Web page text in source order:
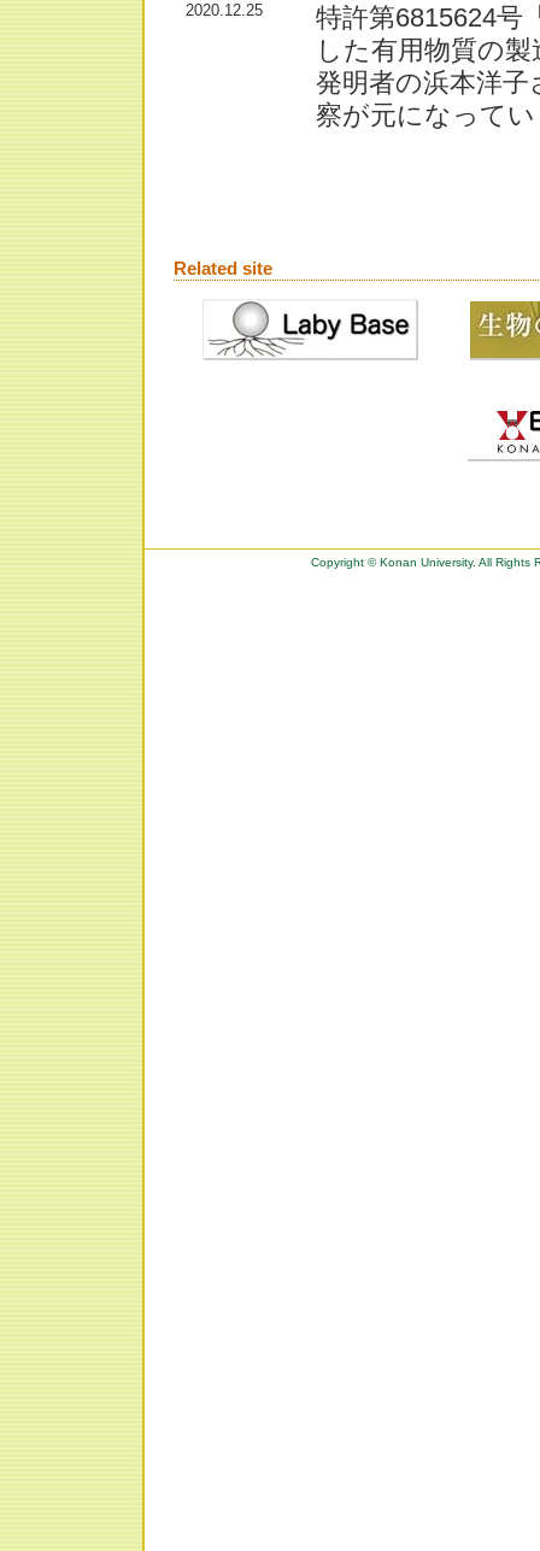
2020.12.25
特許第6815624号
した有用物質の
発明者の浜本洋
察が元になって
Related site
Copyright © Konan University. All Rights